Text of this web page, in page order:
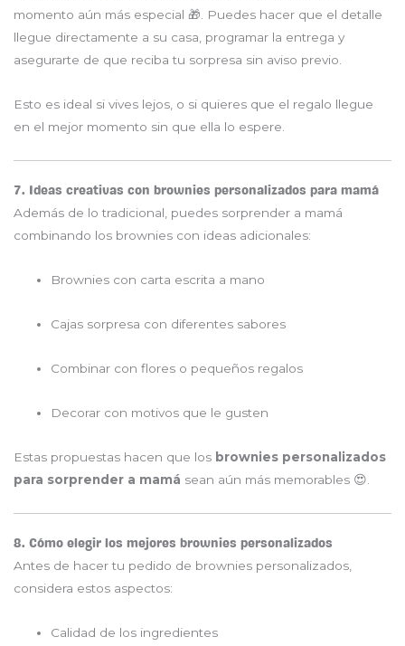
momento aún más especial 🎁. Puedes hacer que el detalle
llegue directamente a su casa, programar la entrega y
asegurarte de que reciba tu sorpresa sin aviso previo.
Esto es ideal si vives lejos, o si quieres que el regalo llegue
en el mejor momento sin que ella lo espere.
7. Ideas creativas con brownies personalizados para mamá
Además de lo tradicional, puedes sorprender a mamá
combinando los brownies con ideas adicionales:
Brownies con carta escrita a mano
Cajas sorpresa con diferentes sabores
Combinar con flores o pequeños regalos
Decorar con motivos que le gusten
Estas propuestas hacen que los brownies personalizados
para sorprender a mamá sean aún más memorables 😍.
8. Cómo elegir los mejores brownies personalizados
Antes de hacer tu pedido de brownies personalizados,
considera estos aspectos:
Calidad de los ingredientes